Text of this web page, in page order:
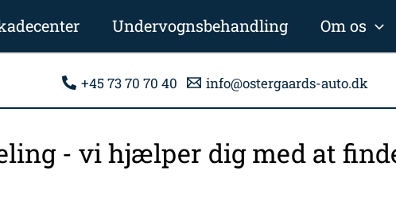
Undervognsbehandling Om os
+45 73 70 70 40 info@ostergaards-auto.dk
- vi hjælper dig med at